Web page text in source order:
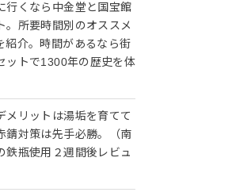
行くなら中金堂と国宝館
。所要時間別のオススメ
紹介。時間があるなら街
ットで1300年の歴史を体
メリットは湯垢を育てて
錆対策は先手必勝。（南
鉄瓶使用２週間後レビュ